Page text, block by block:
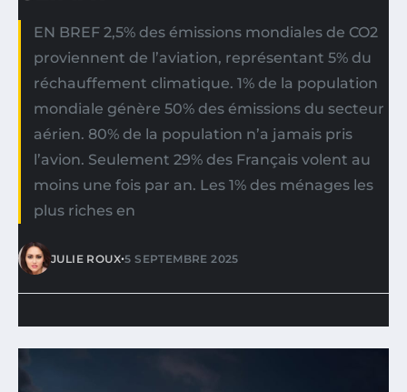
EN BREF 2,5% des émissions mondiales de CO2
proviennent de l’aviation, représentant 5% du
réchauffement climatique. 1% de la population
mondiale génère 50% des émissions du secteur
aérien. 80% de la population n’a jamais pris
l’avion. Seulement 29% des Français volent au
moins une fois par an. Les 1% des ménages les
plus riches en
JULIE ROUX•5 SEPTEMBRE 2025